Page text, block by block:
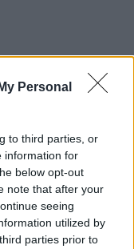
Personal
to third parties, or
information for
below opt-out
note that after your
seeing
utilized by
parties prior to